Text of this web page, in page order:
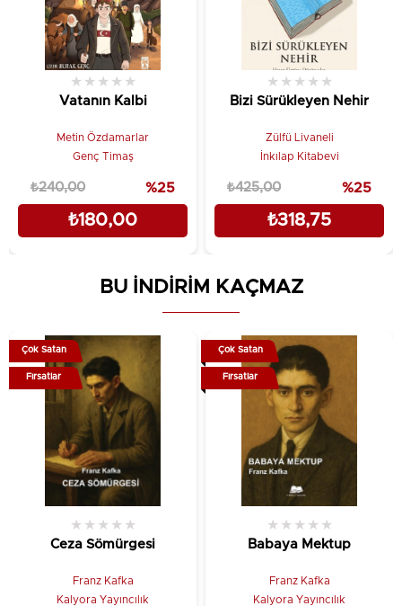
Vatanın Kalbi
★ ★ ★ ★ ★
Metin Özdamarlar
Genç Timaş
₺180,00
₺240,00 %25
Bizi Sürükleyen Nehir
★ ★ ★ ★ ★
Zülfü Livaneli
İnkılap Kitabevi
₺318,75
₺425,00 %25
BU İNDİRİM KAÇMAZ
Ceza Sömürgesi
★ ★ ★ ★ ★
Franz Kafka
Kalyora Yayıncılık
Çok Satan
Fırsatlar
Babaya Mektup
★ ★ ★ ★ ★
Franz Kafka
Kalyora Yayıncılık
Çok Satan
Fırsatlar